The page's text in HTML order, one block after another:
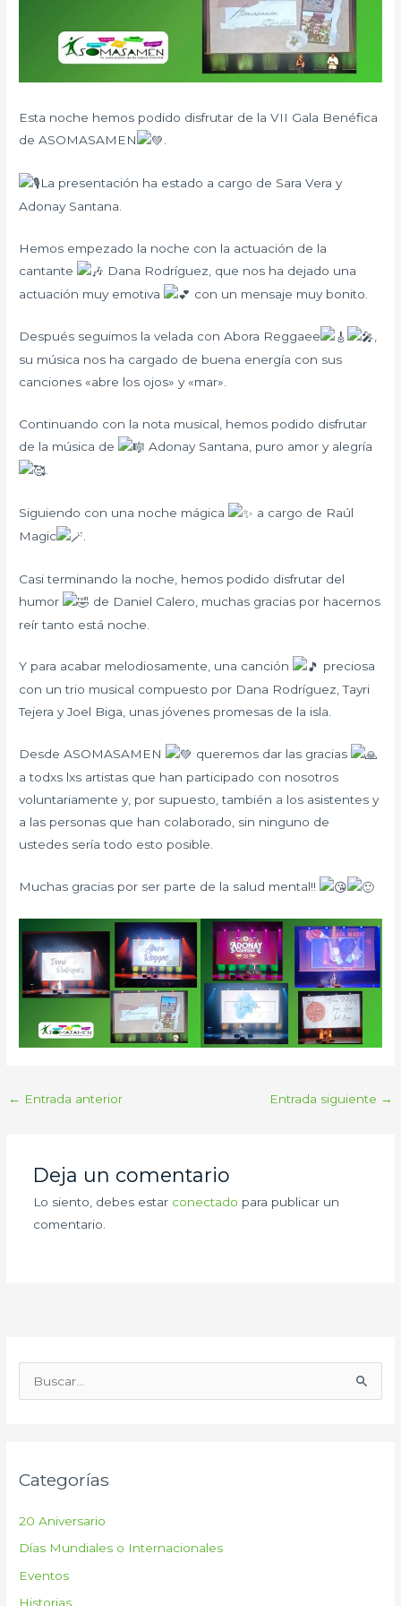
Esta noche hemos podido disfrutar de la VII Gala Benéfica
de ASOMASAMEN
.
La presentación ha estado a cargo de Sara Vera y
Adonay Santana.
Hemos empezado la noche con la actuación de la
cantante
Dana Rodríguez, que nos ha dejado una
actuación muy emotiva
con un mensaje muy bonito.
Después seguimos la velada con Abora Reggaee
,
su música nos ha cargado de buena energía con sus
canciones «abre los ojos» y «mar».
Continuando con la nota musical, hemos podido disfrutar
de la música de
Adonay Santana, puro amor y alegría
Siguiendo con una noche mágica
a cargo de Raúl
Magic
Casi terminando la noche, hemos podido disfrutar del
humor
de Daniel Calero, muchas gracias por hacernos
reír tanto está noche.
Y para acabar melodiosamente, una canción
preciosa
con un trio musical compuesto por Dana Rodríguez, Tayri
Tejera y Joel Biga, unas jóvenes promesas de la isla.
Desde ASOMASAMEN
queremos dar las gracias
a todxs lxs artistas que han participado con nosotros
voluntariamente y, por supuesto, también a los asistentes y
a las personas que han colaborado, sin ninguno de
ustedes sería todo esto posible.
Muchas gracias por ser parte de la salud mental!!
← Entrada anterior Entrada siguiente →
Deja un comentario
Lo siento, debes estar conectado para publicar un
comentario.
a
p
o
r
:
Categorías
20 Aniversario
Días Mundiales o Internacionales
Eventos
Historias